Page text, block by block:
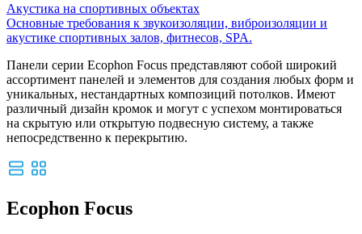
Акустика на спортивных объектах
Основные требования к звукоизоляции, виброизоляции и
акустике спортивных залов, фитнесов, SPA.
Панели серии Ecophon Focus представляют собой широкий
ассортимент панелей и элементов для создания любых форм и
уникальных, нестандартных композиций потолков. Имеют
различный дизайн кромок и могут с успехом монтироваться
на скрытую или открытую подвесную систему, а также
непосредственно к перекрытию.
Ecophon Focus